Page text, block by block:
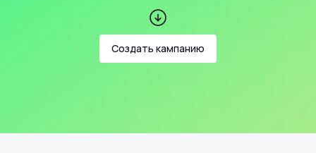
Создать кампанию